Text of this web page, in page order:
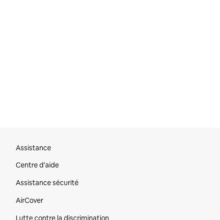
Assistance
Centre d'aide
Assistance sécurité
AirCover
Lutte contre la discrimination